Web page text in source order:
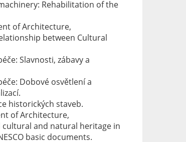
Rehabilitation of the
of Architecture,
between Cultural
Slavnosti, zábavy a
Dobové osvětlení a
historických staveb.
of Architecture,
and natural heritage in
basic documents.